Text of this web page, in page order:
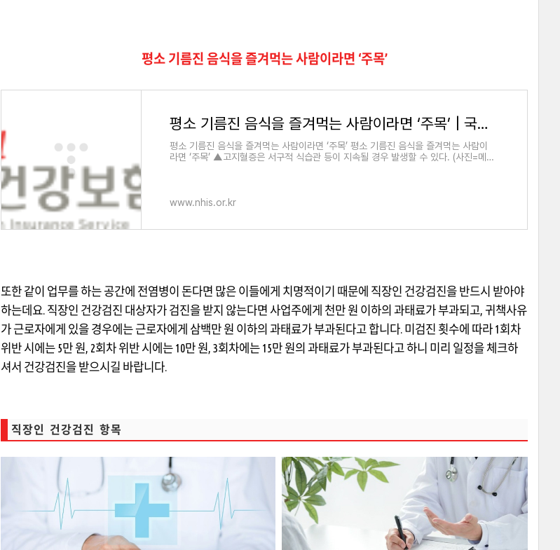
평소 기름진 음식을 즐겨먹는 사람이라면 ‘주목’
평소 기름진 음식을 즐겨먹는 사람이라면 ‘주목’ | 국민건강보험
평소 기름진 음식을 즐겨먹는 사람이라면 ‘주목’ 평소 기름진 음식을 즐겨먹는 사람이
라면 ‘주목’ ▲고지혈증은 서구적 식습관 등이 지속될 경우 발생할 수 있다. (사진=메디
www.nhis.or.kr
또한 같이 업무를 하는 공간에 전염병이 돈다면 많은 이들에게 치명적이기 때문에 직장인 건강검진을 반드시 받아야
하는데요. 직장인 건강검진 대상자가 검진을 받지 않는다면 사업주에게 천만 원 이하의 과태료가 부과되고, 귀책사유
가 근로자에게 있을 경우에는 근로자에게 삼백만 원 이하의 과태료가 부과된다고 합니다. 미검진 횟수에 따라 1회차
위반 시에는 5만 원, 2회차 위반 시에는 10만 원, 3회차에는 15만 원의 과태료가 부과된다고 하니 미리 일정을 체크하
셔서 건강검진을 받으시길 바랍니다.
직장인 건강검진 항목